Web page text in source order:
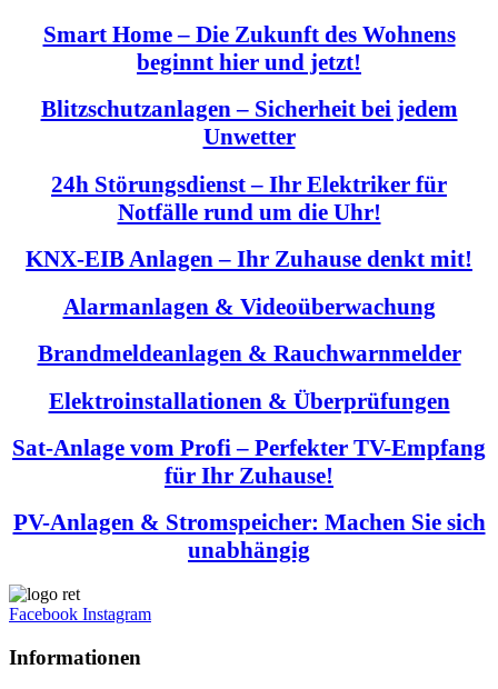
Smart Home – Die Zukunft des Wohnens
beginnt hier und jetzt!
Blitzschutzanlagen – Sicherheit bei jedem
Unwetter
24h Störungsdienst – Ihr Elektriker für
Notfälle rund um die Uhr!
KNX-EIB Anlagen – Ihr Zuhause denkt mit!
Alarmanlagen & Videoüberwachung
Brandmeldeanlagen & Rauchwarnmelder
Elektroinstallationen & Überprüfungen
Sat-Anlage vom Profi – Perfekter TV-Empfang
für Ihr Zuhause!
PV-Anlagen & Stromspeicher: Machen Sie sich
unabhängig
Facebook Instagram
Informationen